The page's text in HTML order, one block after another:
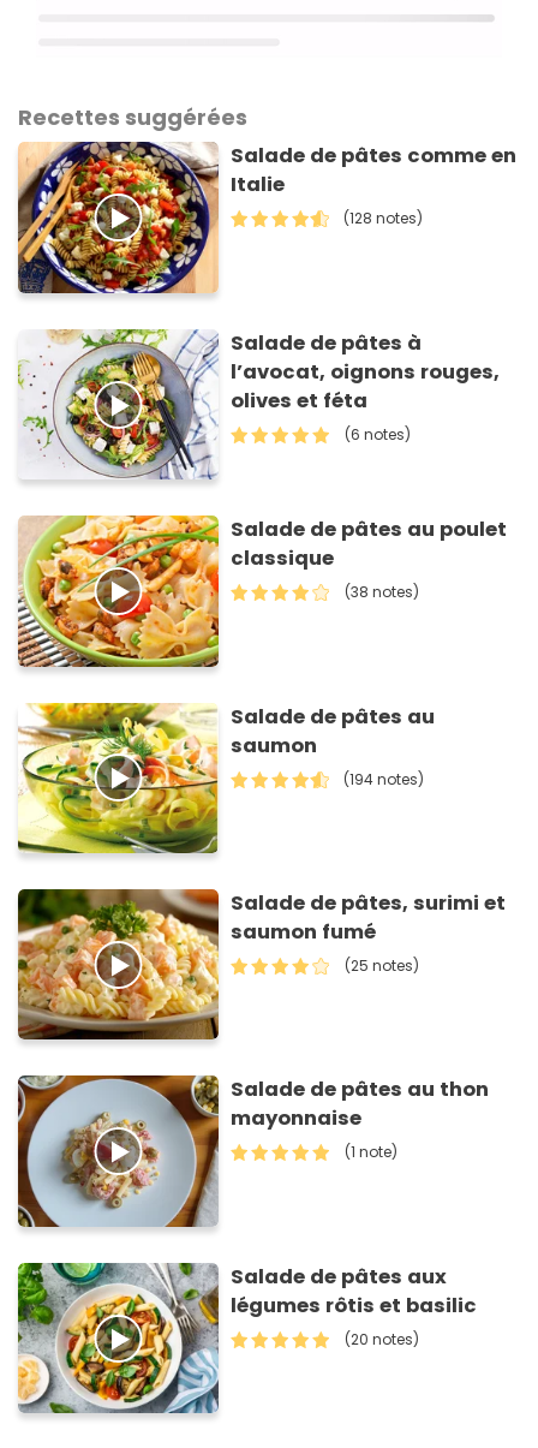
Recettes suggérées
Salade de pâtes comme en
Italie
(128 notes)
Salade de pâtes à
l’avocat, oignons rouges,
olives et féta
(6 notes)
Salade de pâtes au poulet
classique
(38 notes)
Salade de pâtes au
saumon
(194 notes)
Salade de pâtes, surimi et
saumon fumé
(25 notes)
Salade de pâtes au thon
mayonnaise
(1 note)
Salade de pâtes aux
légumes rôtis et basilic
(20 notes)